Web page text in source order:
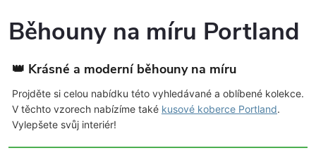
Běhouny na míru Portland
👑 Krásné a moderní běhouny na míru
Projděte si celou nabídku této vyhledávané a oblíbené kolekce.
V těchto vzorech nabízíme také kusové koberce Portland.
Vylepšete svůj interiér!